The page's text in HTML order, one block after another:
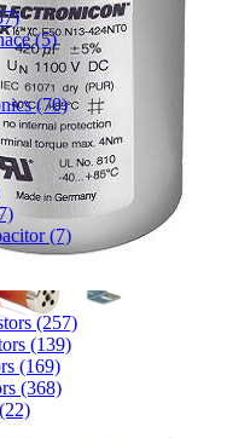
(5)
(70)
(7)
(257)
(139)
(169)
(368)